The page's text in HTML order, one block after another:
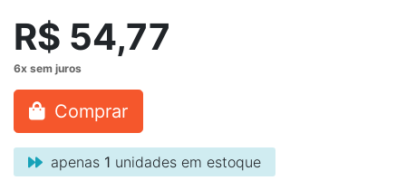
R$ 54,77
Comprar
apenas 1 unidades em estoque